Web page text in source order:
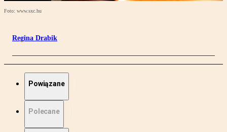
Foto: www.sxc.hu
Regina Drabik
Powiązane
Polecane